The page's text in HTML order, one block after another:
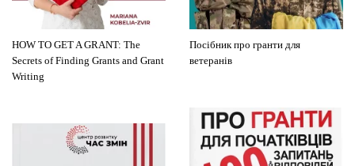
HOW TO GET A GRANT: The
Secrets of Finding Grants and Grant
Writing
Посібник про гранти для
ветеранів